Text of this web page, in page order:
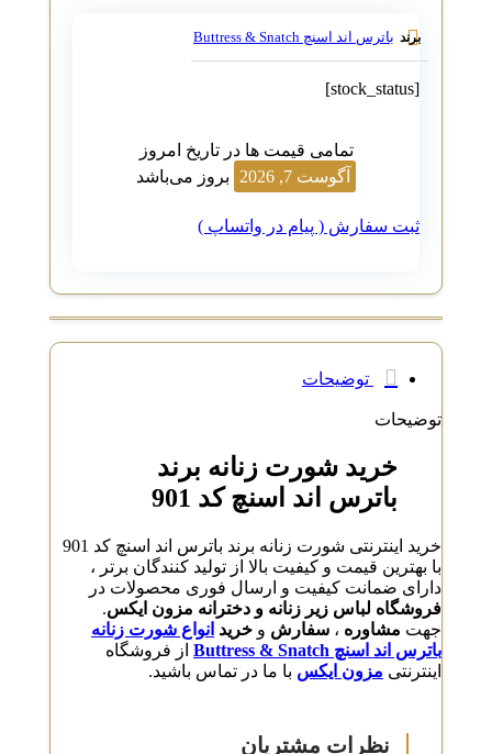
باترس اند اسنچ Buttress & Snatch
تمامی قیمت ها در تاریخ امروز
آگوست 7, 2026
بروز می‌باشد
ثبت سفارش ( پیام در واتساپ )
توضیحات
توضیحات
خرید شورت زنانه برند
باترس اند اسنچ کد 901
خرید اینترنتی شورت زنانه برند باترس اند اسنچ کد 901
با بهترین قیمت و کیفیت بالا از تولید کنندگان برتر ،
دارای ضمانت کیفیت و ارسال فوری محصولات در
فروشگاه لباس زیر زنانه و دخترانه مزون ایکس.
جهتمشاوره،سفارشوخرید انواع شورت زنانه
باترس اند اسنچ Buttress & Snatch
از فروشگاه
اینترنتیمزون ایکسبا ما در تماس باشید.